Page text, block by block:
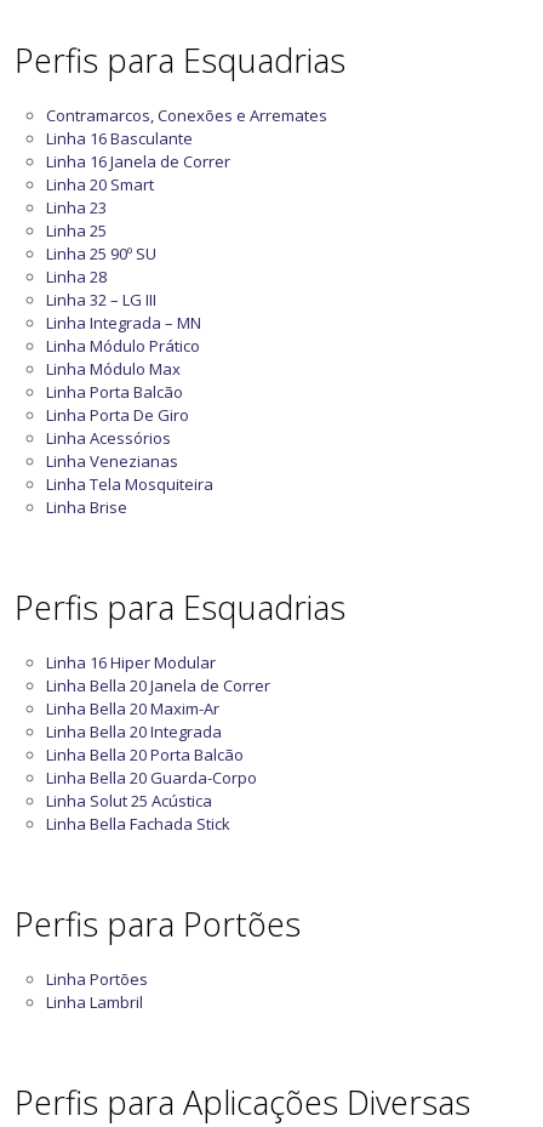
Perfis para Esquadrias
Contramarcos, Conexões e Arremates
Linha 16 Basculante
Linha 16 Janela de Correr
Linha 20 Smart
Linha 23
Linha 25
Linha 25 90º SU
Linha 28
Linha 32 – LG III
Linha Integrada – MN
Linha Módulo Prático
Linha Módulo Max
Linha Porta Balcão
Linha Porta De Giro
Linha Acessórios
Linha Venezianas
Linha Tela Mosquiteira
Linha Brise
Perfis para Esquadrias
Linha 16 Hiper Modular
Linha Bella 20 Janela de Correr
Linha Bella 20 Maxim-Ar
Linha Bella 20 Integrada
Linha Bella 20 Porta Balcão
Linha Bella 20 Guarda-Corpo
Linha Solut 25 Acústica
Linha Bella Fachada Stick
Perfis para Portões
Linha Portões
Linha Lambril
Perfis para Aplicações Diversas